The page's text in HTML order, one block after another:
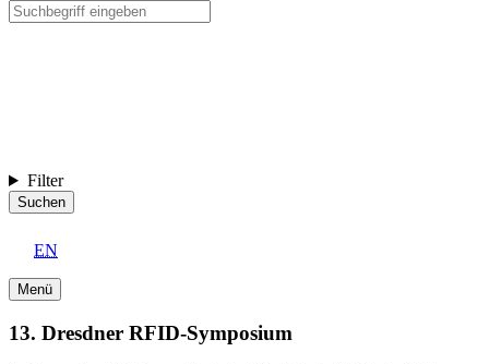
Filter
Suchen
EN
Menü
13. Dresdner RFID-Symposium